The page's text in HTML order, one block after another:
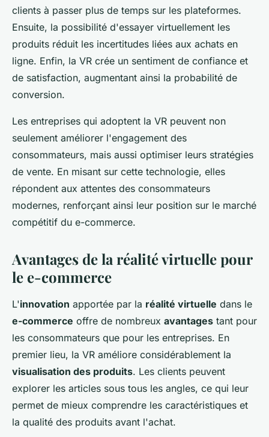
clients à passer plus de temps sur les plateformes.
Ensuite, la possibilité d'essayer virtuellement les
produits réduit les incertitudes liées aux achats en
ligne. Enfin, la VR crée un sentiment de confiance et
de satisfaction, augmentant ainsi la probabilité de
conversion.
Les entreprises qui adoptent la VR peuvent non
seulement améliorer l'engagement des
consommateurs, mais aussi optimiser leurs stratégies
de vente. En misant sur cette technologie, elles
répondent aux attentes des consommateurs
modernes, renforçant ainsi leur position sur le marché
compétitif du e-commerce.
Avantages de la réalité virtuelle pour
le e-commerce
L'innovation apportée par la réalité virtuelle dans le
e-commerce offre de nombreux avantages tant pour
les consommateurs que pour les entreprises. En
premier lieu, la VR améliore considérablement la
visualisation des produits. Les clients peuvent
explorer les articles sous tous les angles, ce qui leur
permet de mieux comprendre les caractéristiques et
la qualité des produits avant l'achat.